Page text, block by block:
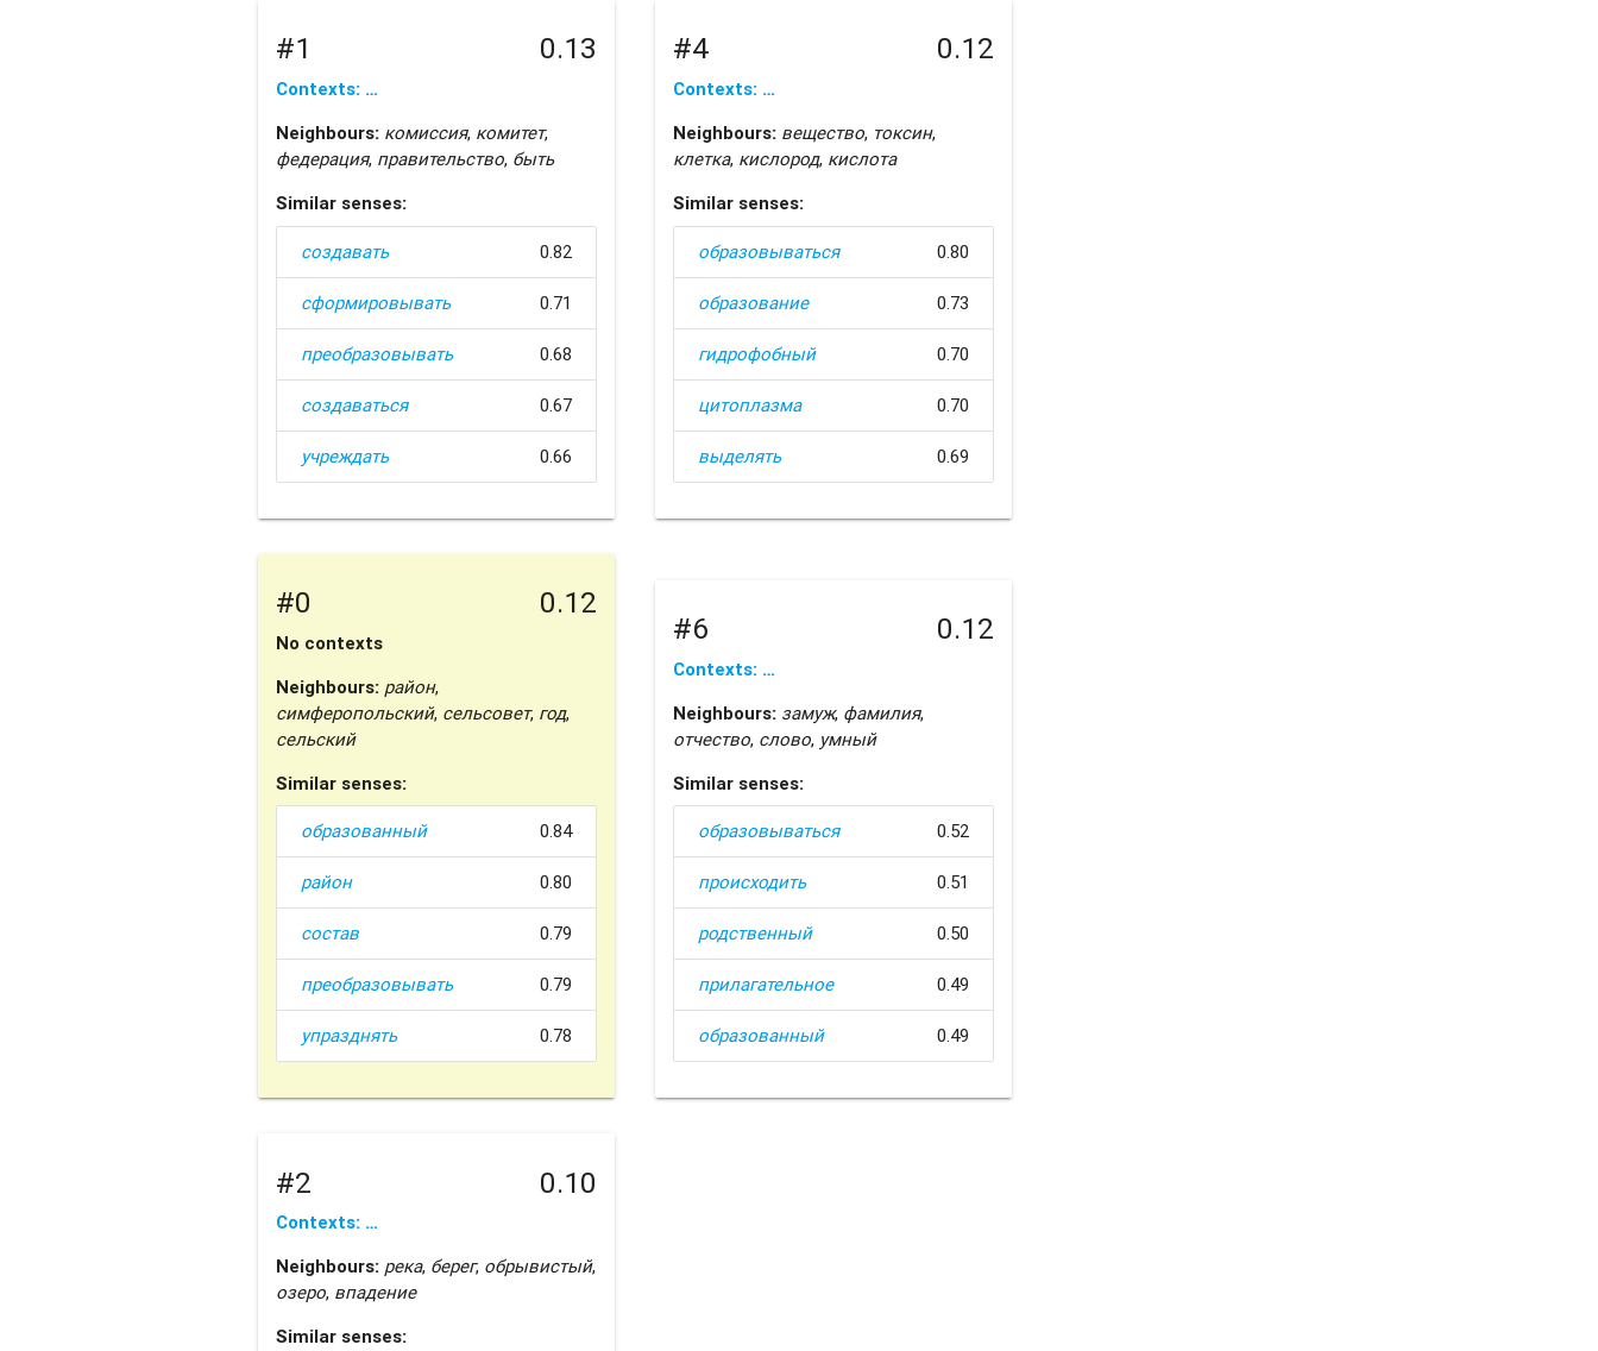
#1 0.13
Contexts: …
Neighbours: комиссия, комитет,
федерация, правительство, быть
Similar senses:
создавать 0.82
сформировывать 0.71
преобразовывать 0.68
создаваться 0.67
учреждать 0.66
#4 0.12
Contexts: …
Neighbours: вещество, токсин,
клетка, кислород, кислота
Similar senses:
образовываться 0.80
образование 0.73
гидрофобный 0.70
цитоплазма 0.70
выделять 0.69
#0 0.12
No contexts
Neighbours: район,
симферопольский, сельсовет, год,
сельский
Similar senses:
образованный 0.84
район 0.80
состав 0.79
преобразовывать 0.79
упразднять 0.78
#6 0.12
Contexts: …
Neighbours: замуж, фамилия,
отчество, слово, умный
Similar senses:
образовываться 0.52
происходить 0.51
родственный 0.50
прилагательное 0.49
образованный 0.49
#2 0.10
Contexts: …
Neighbours: река, берег, обрывистый,
озеро, впадение
Similar senses: